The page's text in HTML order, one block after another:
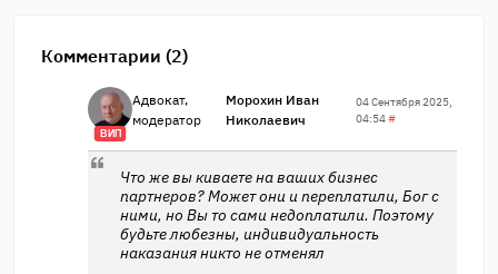
Комментарии (2)
ВИП
Адвокат,
модератор
Морохин Иван
Николаевич
04 Сентября 2025,
04:54#
Что же вы киваете на ваших бизнес
партнеров? Может они и переплатили, Бог с
ними, но Вы то сами недоплатили. Поэтому
будьте любезны, индивидуальность
наказания никто не отменял